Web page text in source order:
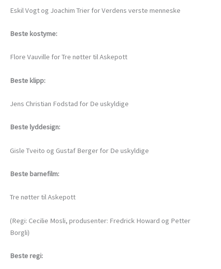
Eskil Vogt og Joachim Trier for Verdens verste menneske
Beste kostyme:
Flore Vauville for Tre nøtter til Askepott
Beste klipp:
Jens Christian Fodstad for De uskyldige
Beste lyddesign:
Gisle Tveito og Gustaf Berger for De uskyldige
Beste barnefilm:
Tre nøtter til Askepott
(Regi: Cecilie Mosli, produsenter: Fredrick Howard og Petter
Borgli)
Beste regi: